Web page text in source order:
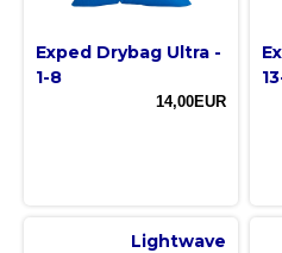
Exped Drybag Ultra -
1-8
14,00EUR
Lightwave